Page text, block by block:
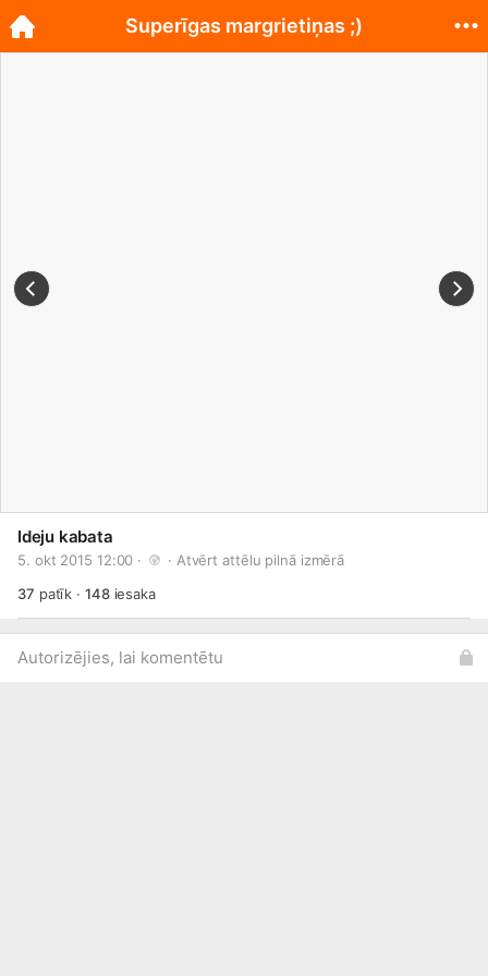
Ideju kabata
5. okt 2015 12:00 · · Atvērt attēlu pilnā izmērā
37 patīk · 148iesaka
Autorizējies, lai komentētu
Superīgas margrietiņas ;)